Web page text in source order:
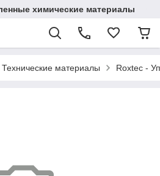
химические материалы
Технические материалы Roxtec -